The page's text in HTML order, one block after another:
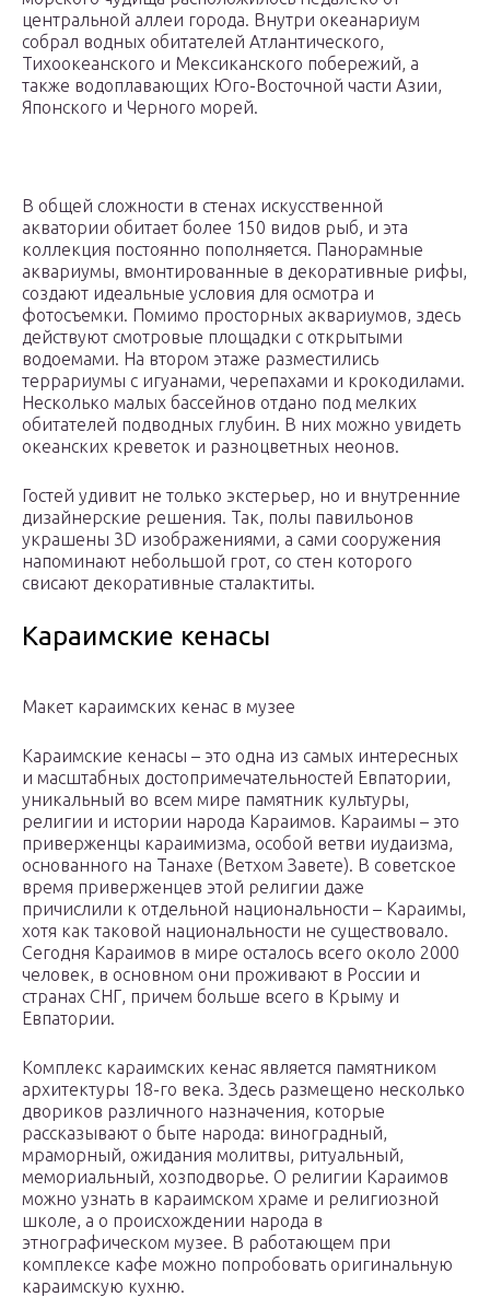
центральной аллеи города. Внутри океанариум
собрал водных обитателей Атлантического,
Тихоокеанского и Мексиканского побережий, а
также водоплавающих Юго-Восточной части Азии,
Японского и Черного морей.
В общей сложности в стенах искусственной
акватории обитает более 150 видов рыб, и эта
коллекция постоянно пополняется. Панорамные
аквариумы, вмонтированные в декоративные рифы,
создают идеальные условия для осмотра и
фотосъемки. Помимо просторных аквариумов, здесь
действуют смотровые площадки с открытыми
водоемами. На втором этаже разместились
террариумы с игуанами, черепахами и крокодилами.
Несколько малых бассейнов отдано под мелких
обитателей подводных глубин. В них можно увидеть
океанских креветок и разноцветных неонов.
Гостей удивит не только экстерьер, но и внутренние
дизайнерские решения. Так, полы павильонов
украшены 3D изображениями, а сами сооружения
напоминают небольшой грот, со стен которого
свисают декоративные сталактиты.
Караимские кенасы
Макет караимских кенас в музее
Караимские кенасы – это одна из самых интересных
и масштабных достопримечательностей Евпатории,
уникальный во всем мире памятник культуры,
религии и истории народа Караимов. Караимы – это
приверженцы караимизма, особой ветви иудаизма,
основанного на Танахе (Ветхом Завете). В советское
время приверженцев этой религии даже
причислили к отдельной национальности – Караимы,
хотя как таковой национальности не существовало.
Сегодня Караимов в мире осталось всего около 2000
человек, в основном они проживают в России и
странах СНГ, причем больше всего в Крыму и
Евпатории.
Комплекс караимских кенас является памятником
архитектуры 18-го века. Здесь размещено несколько
двориков различного назначения, которые
рассказывают о быте народа: виноградный,
мраморный, ожидания молитвы, ритуальный,
мемориальный, хозподворье. О религии Караимов
можно узнать в караимском храме и религиозной
школе, а о происхождении народа в
этнографическом музее. В работающем при
комплексе кафе можно попробовать оригинальную
караимскую кухню.